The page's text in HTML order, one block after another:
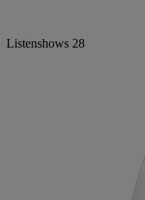
Listenshows 28